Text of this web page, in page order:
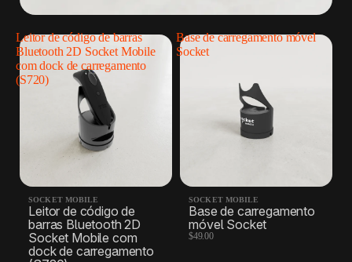
Leitor de código de barras
Bluetooth 2D Socket Mobile
com dock de carregamento
(S720)
SOCKET MOBILE
Leitor de código de
barras Bluetooth 2D
Socket Mobile com
dock de carregamento
Base de carregamento móvel
Socket
SOCKET MOBILE
Base de carregamento
móvel Socket
$49.00